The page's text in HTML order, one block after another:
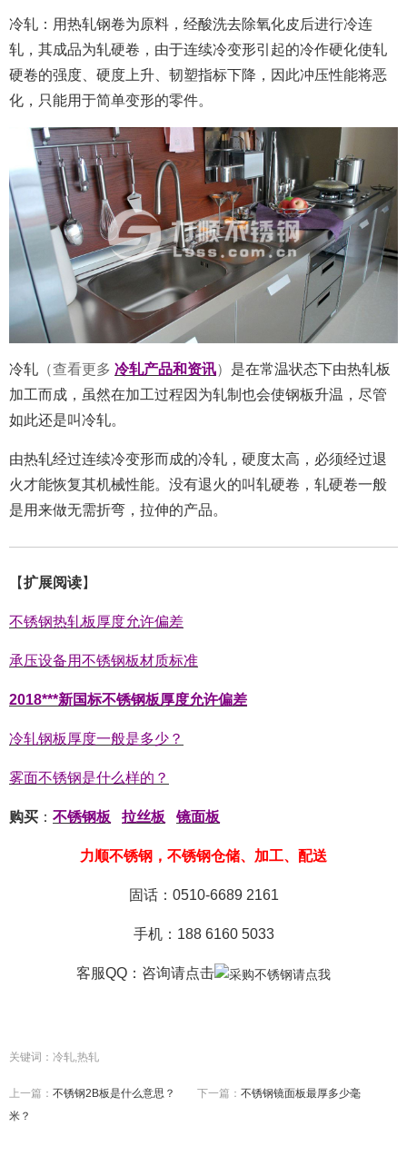
冷轧：用热轧钢卷为原料，经酸洗去除氧化皮后进行冷连
轧，其成品为轧硬卷，由于连续冷变形引起的冷作硬化使轧
硬卷的强度、硬度上升、韧塑指标下降，因此冲压性能将恶
化，只能用于简单变形的零件。
冷轧 （查看更多 冷轧产品和资讯） 是在常温状态下由热轧板
加工而成，虽然在加工过程因为轧制也会使钢板升温，尽管
如此还是叫冷轧。
由热轧经过连续冷变形而成的冷轧，硬度太高，必须经过退
火才能恢复其机械性能。没有退火的叫轧硬卷，轧硬卷一般
是用来做无需折弯，拉伸的产品。
【扩展阅读】
不锈钢热轧板厚度允许偏差
承压设备用不锈钢板材质标准
2018***新国标不锈钢板厚度允许偏差
冷轧钢板厚度一般是多少？
雾面不锈钢是什么样的？
购买 ： 不锈钢板 拉丝板 镜面板
力顺不锈钢，不锈钢仓储、加工、配送
固话：0510-6689 2161
手机：188 6160 5033
客服QQ：咨询请点击
关键词：冷轧,热轧
上一篇： 不锈钢2B板是什么意思？ 下一篇： 不锈钢镜面板最厚多少毫
米？